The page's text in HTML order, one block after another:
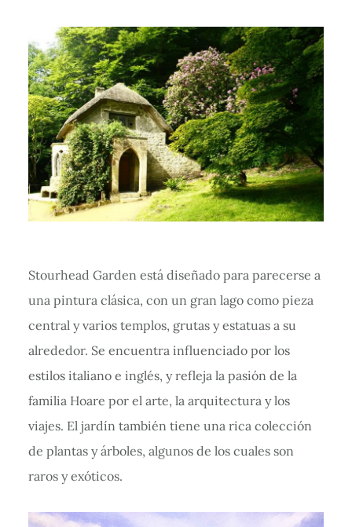
Stourhead Garden está diseñado para parecerse a
una pintura clásica, con un gran lago como pieza
central y varios templos, grutas y estatuas a su
alrededor. Se encuentra influenciado por los
estilos italiano e inglés, y refleja la pasión de la
familia Hoare por el arte, la arquitectura y los
viajes. El jardín también tiene una rica colección
de plantas y árboles, algunos de los cuales son
raros y exóticos.